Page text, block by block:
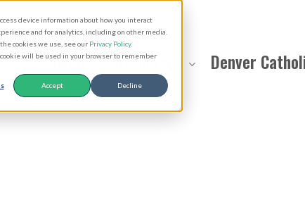
device information about how you interact
and for analytics, including on other media.
cookies we use, see our Privacy Policy.
will be used in your browser to remember
Accept Decline
About Resources Denver